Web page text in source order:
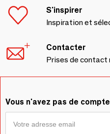
S'inspirer
Inspiration et
Contacter
Prises de
Vous n'avez pas de